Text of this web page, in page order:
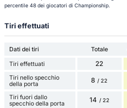
percentile 48 dei giocatori di Championship.
Tiri effettuati
Dati dei tiri Totale
Tiri effettuati
22
Tiri nello specchio
della porta
8 / 22
Tiri fuori dallo
specchio della porta
14 / 22